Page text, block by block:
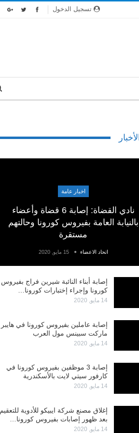
تسجيل الدخول
اخبار عامة
نادي القضاة: إصابة 6 قضاة وأعضاء
بالنيابة العامة بفيروس كورونا وحالتهم
مستقرة
اتحاد الاعضاء 15 مايو, 2020
إصابة أبناء النائبة شيرين فراج بفيروس
كورونا وإجراء إختبارات كورونا…
14 مايو, 2020
إصابة عاملين بفيروس كورونا في هايبر
ماركت سبينس مول العرب
14 مايو, 2020
إصابة 3 موظفين بفيروس كورونا في
كارفور سيتي لايت بالأسكندرية
14 مايو, 2020
إغلاق مصنع شركة ايبيكو للأدوية للتعقيم
بعد ظهور إصابات بفيروس كورونا…
14 مايو, 2020